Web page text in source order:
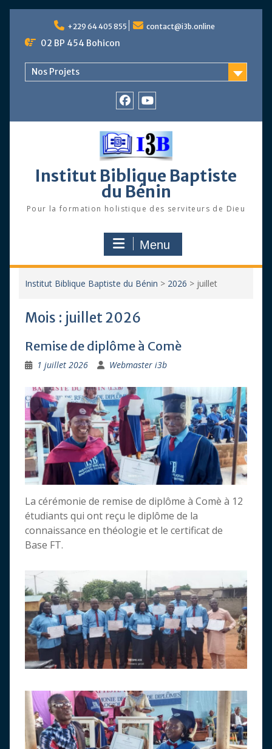
content
+229 64 405 855 contact@i3b.online
02 BP 454 Bohicon
Nos Projets
Youtube
Institut Biblique Baptiste
du Bénin
Pour la formation holistique des serviteurs de Dieu
Menu
Institut Biblique Baptiste du Bénin > 2026 > juillet
Mois : juillet 2026
Remise de diplôme à Comè
1 juillet 2026 Webmaster i3b
La cérémonie de remise de diplôme à Comè à 12
étudiants qui ont reçu le diplôme de la
connaissance en théologie et le certificat de
Base FT.